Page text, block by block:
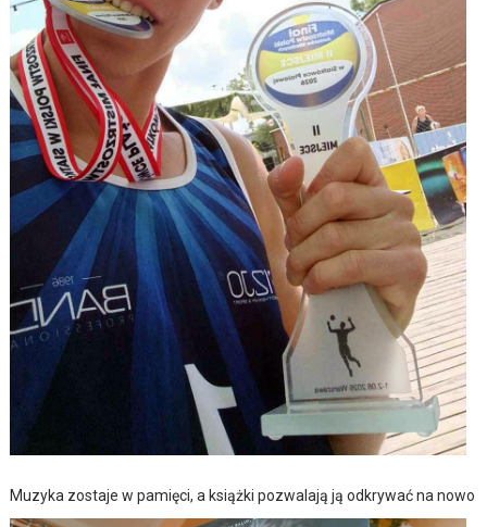
Muzyka zostaje w pamięci, a książki pozwalają ją odkrywać na nowo